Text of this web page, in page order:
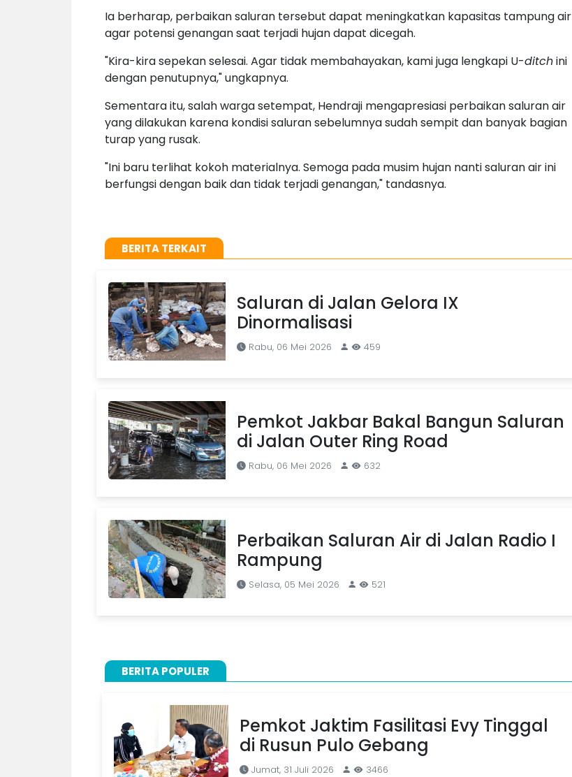
Ia berharap, perbaikan saluran tersebut dapat meningkatkan kapasitas tampung air
agar potensi genangan saat terjadi hujan dapat dicegah.
"Kira-kira sepekan selesai. Agar tidak membahayakan, kami juga lengkapi U-ditchini
dengan penutupnya," ungkapnya.
Sementara itu, salah warga setempat, Hendraji mengapresiasi perbaikan saluran air
yang dilakukan karena kondisi saluran sebelumnya sudah sempit dan banyak bagian
turap yang rusak.
"Ini baru terlihat kokoh materialnya. Semoga pada musim hujan nanti saluran air ini
berfungsi dengan baik dan tidak terjadi genangan," tandasnya.
BERITA TERKAIT
Saluran di Jalan Gelora IX
Dinormalisasi
Rabu, 06 Mei 2026 459
Pemkot Jakbar Bakal Bangun Saluran
di Jalan Outer Ring Road
Rabu, 06 Mei 2026 632
Perbaikan Saluran Air di Jalan Radio I
Rampung
Selasa, 05 Mei 2026 521
BERITA POPULER
Pemkot Jaktim Fasilitasi Evy Tinggal
di Rusun Pulo Gebang
Jumat, 31 Juli 2026 3466